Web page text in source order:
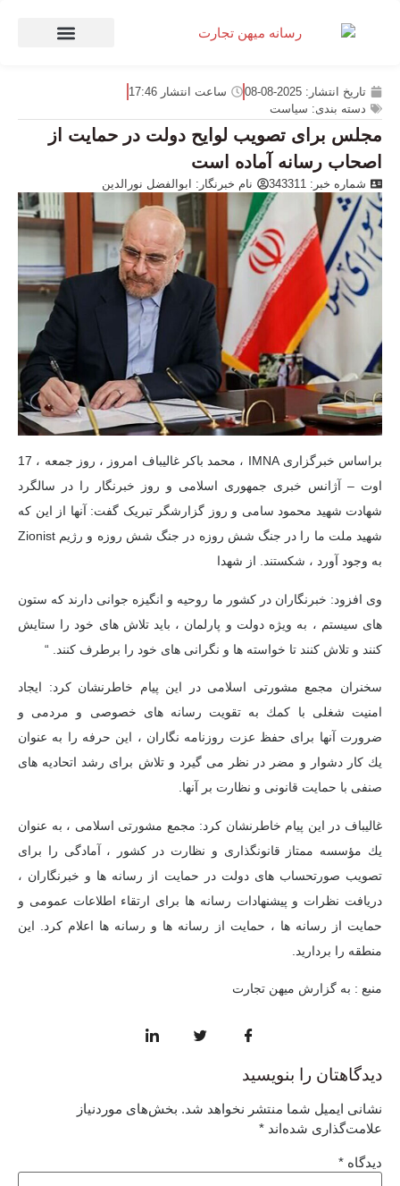
تاریخ انتشار: 2025-08-08 ساعت انتشار 17:46
دسته بندی: سیاست
مجلس برای تصویب لوایح دولت در حمایت از
اصحاب‌ رسانه آماده است
شماره خبر: 343311 نام خبرنگار: ابوالفضل نورالدین
براساس خبرگزاری IMNA ، محمد باکر غالیباف امروز ، روز جمعه ، 17
اوت – آژانس خبری جمهوری اسلامی و روز خبرنگار را در سالگرد
شهادت شهید محمود سامی و روز گزارشگر تبریک گفت: آنها از این که
شهید ملت ما را در جنگ شش روزه در جنگ شش روزه و رژیم Zionist
به وجود آورد ، شکستند. از شهدا
وی افزود: خبرنگاران در کشور ما روحیه و انگیزه جوانی دارند که ستون
های سیستم ، به ویژه دولت و پارلمان ، باید تلاش های خود را ستایش
کنند و تلاش کنند تا خواسته ها و نگرانی های خود را برطرف کنند. “
سخنران مجمع مشورتی اسلامی در این پیام خاطرنشان كرد: ایجاد
امنیت شغلی با كمك به تقویت رسانه های خصوصی و مردمی و
ضرورت آنها برای حفظ عزت روزنامه نگاران ، این حرفه را به عنوان
یك كار دشوار و مضر در نظر می گیرد و تلاش برای رشد اتحادیه های
صنفی با حمایت قانونی و نظارت بر آنها.
غالیباف در این پیام خاطرنشان كرد: مجمع مشورتی اسلامی ، به عنوان
یك مؤسسه ممتاز قانونگذاری و نظارت در كشور ، آمادگی را برای
تصویب صورتحساب های دولت در حمایت از رسانه ها و خبرنگاران ،
دریافت نظرات و پیشنهادات رسانه ها برای ارتقاء اطلاعات عمومی و
حمایت از رسانه ها ، حمایت از رسانه ها و رسانه ها اعلام كرد. این
منطقه را بردارید.
منبع : به گزارش میهن تجارت
دیدگاهتان را بنویسید
نشانی ایمیل شما منتشر نخواهد شد. بخش‌های موردنیاز
علامت‌گذاری شده‌اند *
دیدگاه *